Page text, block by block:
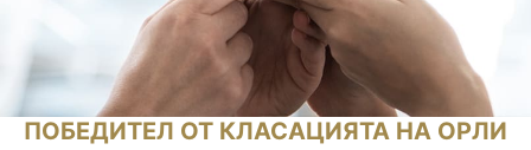
ПОБЕДИТЕЛ ОТ КЛАСАЦИЯТА НА ОРЛИ